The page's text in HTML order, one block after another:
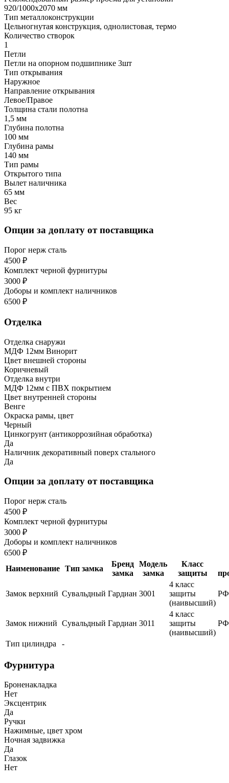
920/1000х2070 мм
Тип металлоконструкции
Цельногнутая конструкция, однолистовая, термо
Количество створок
1
Петли
Петли на опорном подшипнике 3шт
Тип открывания
Наружное
Направление открывания
Левое/Правое
Толщина стали полотна
1,5 мм
Глубина полотна
100 мм
Глубина рамы
140 мм
Тип рамы
Открытого типа
Вылет наличника
65 мм
Вес
95 кг
Опции за доплату от поставщика
Порог нерж сталь
4500 ₽
Комплект черной фурнитуры
3000 ₽
Доборы и комплект наличников
6500 ₽
Отделка
Отделка снаружи
МДФ 12мм Винорит
Цвет внешней стороны
Коричневый
Отделка внутри
МДФ 12мм с ПВХ покрытием
Цвет внутренней стороны
Венге
Окраска рамы, цвет
Черный
Цинкогрунт (антикоррозийная обработка)
Да
Наличник декоративный поверх стального
Да
Опции за доплату от поставщика
Порог нерж сталь
4500 ₽
Комплект черной фурнитуры
3000 ₽
Доборы и комплект наличников
6500 ₽
Наименование Тип замка
Бренд
замка
Модель
замка
Класс
защиты
Замок верхний Сувальдный Гардиан 3001
4 класс
защиты
(наивысший)
РФ
Замок нижний Сувальдный Гардиан 3011
4 класс
защиты
(наивысший)
РФ
Тип цилиндра -
Фурнитура
Броненакладка
Нет
Эксцентрик
Да
Ручки
Нажимные, цвет хром
Ночная задвижка
Да
Глазок
Нет